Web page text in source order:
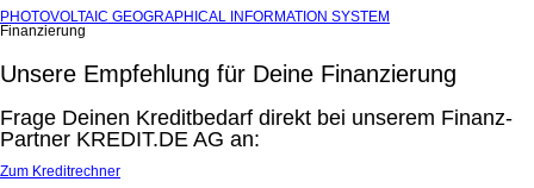
PHOTOVOLTAIC GEOGRAPHICAL INFORMATION SYSTEM
Finanzierung
Unsere Empfehlung für Deine Finanzierung
Frage Deinen Kreditbedarf direkt bei unserem Finanz-
Partner KREDIT.DE AG an:
Zum Kreditrechner